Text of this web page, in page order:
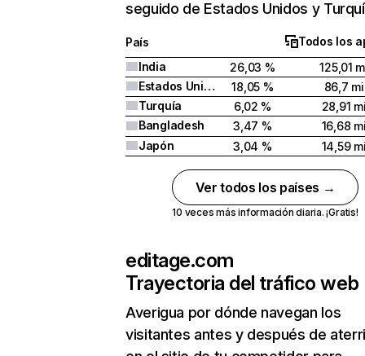
seguido de Estados Unidos y
País
Todos los
India
26,03 %
125,01
Estados Unidos
18,05 %
86,7
Turquía
6,02 %
28,91
Bangladesh
3,47 %
16,68
Japón
3,04 % 14,59
Ver todos los países →
10 veces más información diaria. ¡Gratis!
editage.com
Trayectoria del tráfico web
Averigua por dónde navegan los
visitantes antes y después de